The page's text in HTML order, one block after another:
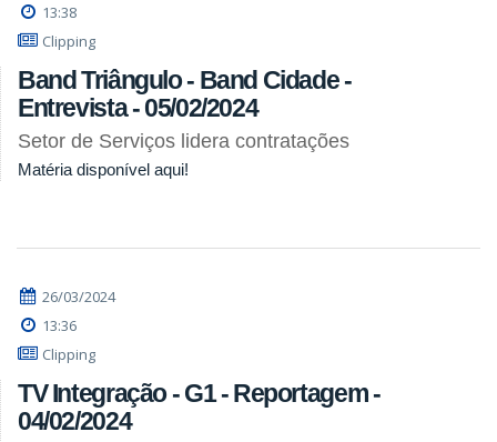
13:38
Clipping
Band Triângulo - Band Cidade -
Entrevista - 05/02/2024
Setor de Serviços lidera contratações
Matéria disponível aqui!
26/03/2024
13:36
Clipping
TV Integração - G1 - Reportagem -
04/02/2024